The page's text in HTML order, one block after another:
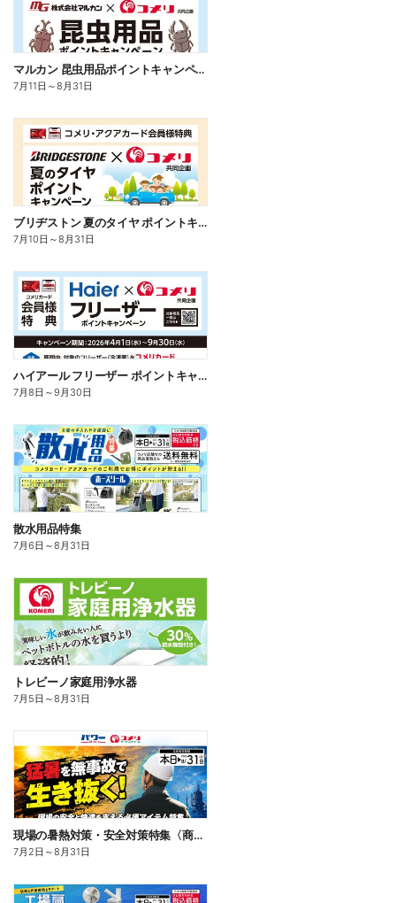
マルカン 昆虫用品ポイントキャンペーン
7月11日 ～8月31日
ブリヂストン 夏のタイヤ ポイントキャンペーン
7月10日 ～8月31日
ハイアール フリーザー ポイントキャンペーン
7月8日 ～9月30日
散水用品特集
7月6日 ～8月31日
トレビーノ家庭用浄水器
7月5日 ～8月31日
現場の暑熱対策・安全対策特集〈商品一例〉
7月2日 ～8月31日